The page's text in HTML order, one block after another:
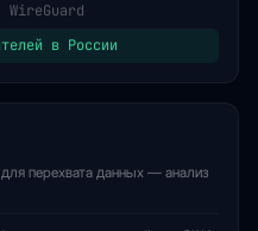
WireGuard
в России
перехвата данных — анализ